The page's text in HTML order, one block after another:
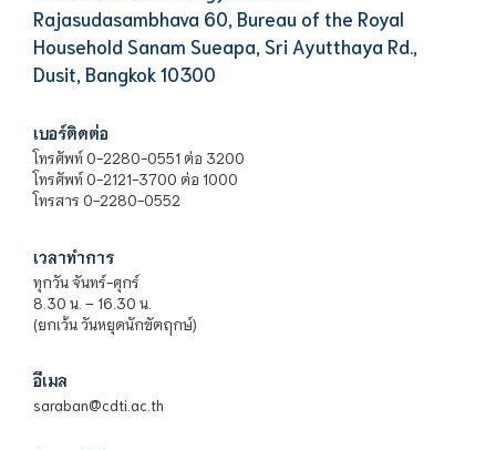
Rajasudasambhava 60, Bureau of the Royal
Household Sanam Sueapa, Sri Ayutthaya Rd.,
Dusit, Bangkok 10300
เบอร์ติดต่อ
โทรศัพท์ 0-2280-0551 ต่อ 3200
โทรศัพท์ 0-2121-3700 ต่อ 1000
โทรสาร 0-2280-0552
เวลาทำการ
ทุกวัน จันทร์-ศุกร์
8.30 น. – 16.30 น.
(ยกเว้น วันหยุดนักขัตฤกษ์)
อีเมล
saraban@cdti.ac.th